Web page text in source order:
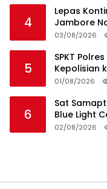
4
Lepas
Jambore
Surya
03/08/2026
5
SPKT
Kepolisian
01/08/2026
6
Sat
Blue Light
02/08/2026